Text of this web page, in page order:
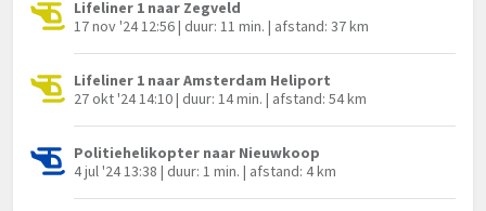
Lifeliner 1 naar Zegveld
17 nov '24 12:56 | duur: 11 min. | afstand: 37 km
Lifeliner 1 naar Amsterdam Heliport
27 okt '24 14:10 | duur: 14 min. | afstand: 54 km
Politiehelikopter naar Nieuwkoop
4 jul '24 13:38 | duur: 1 min. | afstand: 4 km